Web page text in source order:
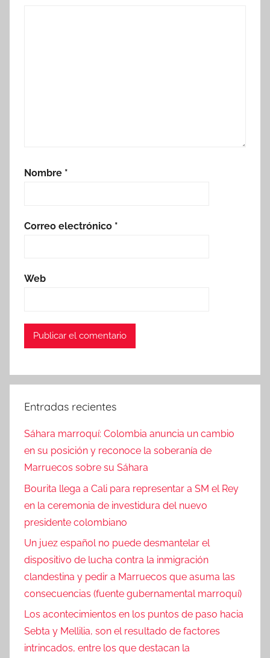
Nombre *
Correo electrónico *
Web
Entradas recientes
Sáhara marroquí: Colombia anuncia un cambio
en su posición y reconoce la soberanía de
Marruecos sobre su Sáhara
Bourita llega a Cali para representar a SM el Rey
en la ceremonia de investidura del nuevo
presidente colombiano
Un juez español no puede desmantelar el
dispositivo de lucha contra la inmigración
clandestina y pedir a Marruecos que asuma las
consecuencias (fuente gubernamental marroquí)
Los acontecimientos en los puntos de paso hacia
Sebta y Mellilia, son el resultado de factores
intrincados, entre los que destacan la